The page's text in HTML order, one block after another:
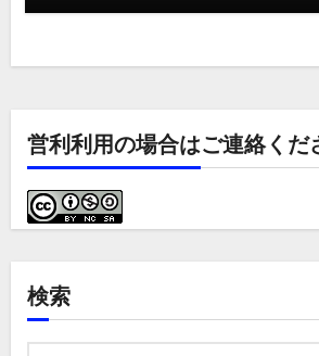
営利利用の場合はご連絡くだ
検索